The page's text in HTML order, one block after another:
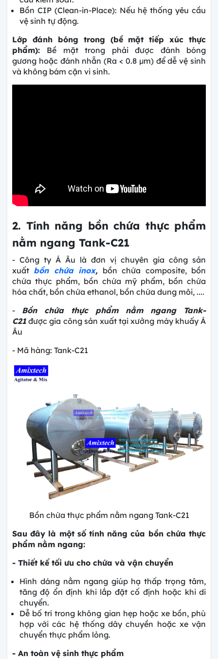
Bồn CIP (Clean-in-Place): Nếu hệ thống yêu cầu
vệ sinh tự động.
Lớp đánh bóng trong (bề mặt tiếp xúc thực
phẩm): Bề mặt trong phải được đánh bóng
gương hoặc đánh nhẵn (Ra < 0.8 µm) để dễ vệ sinh
và không bám cặn vi sinh.
2. Tính năng bồn chứa thực phẩm
nằm ngang Tank-C21
- Công ty Á Âu là đơn vị chuyên gia công sản
xuất bồn chứa inox, bồn chứa composite, bồn
chứa thực phẩm, bồn chứa mỹ phẩm, bồn chứa
hóa chất, bồn chứa ethanol, bồn chứa dung môi, ....
- Bồn chứa thực phẩm nằm ngang Tank-
C21 được gia công sản xuất tại xưởng máy khuấy Á
Âu
- Mã hàng: Tank-C21
Bồn chứa thực phẩm nằm ngang Tank-C21
Sau đây là một số tính năng của bồn chứa thực
phẩm nằm ngang:
- Thiết kế tối ưu cho chứa và vận chuyển
Hình dáng nằm ngang giúp hạ thấp trọng tâm,
tăng độ ổn định khi lắp đặt cố định hoặc khi di
chuyển.
Dễ bố trí trong không gian hẹp hoặc xe bồn, phù
hợp với các hệ thống dây chuyền hoặc xe vận
chuyển thực phẩm lỏng.
- An toàn vệ sinh thực phẩm